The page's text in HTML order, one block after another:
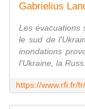
Les évacuations
le sud de
inondations
l'Ukraine, la